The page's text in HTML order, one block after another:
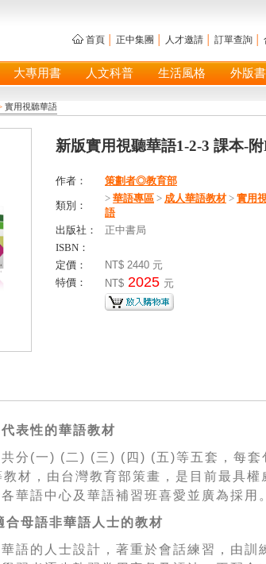
首頁
正中集團 人才邀請 訂單查詢
大專用書 人文科普 生活風格 外版書
實用視聽華語
新版實用視聽華語1-2-3 課本-
作者： 策劃者◎教育部
類別：
> 華語專區 > 成人華語教材> 實用
語
出版社：
正中書局
ISBN：
定價：
NT$ 2440 元
特價：
NT$ 2025 元
表性的華語教材
分 (一) ( 二 ) (三) ( 四 ) (五)等五套，每
教材，由台灣教育部策畫，是目前最具
華語中心及華語補習班喜愛並廣為採用。
合母語非華語人士的教材
語的人士設計，著重於會話練習，由訓